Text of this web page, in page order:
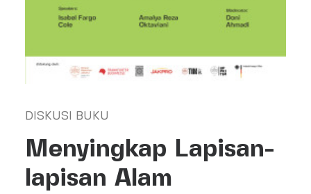
DISKUSI BUKU
Menyingkap Lapisan-
lapisan Alam